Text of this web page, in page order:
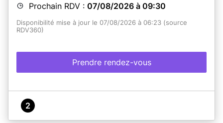
Prochain RDV : 07/08/2026 à 09:30
Disponibilité mise à jour le 07/08/2026 à 06:23 (source
RDV360)
Prendre rendez-vous
2